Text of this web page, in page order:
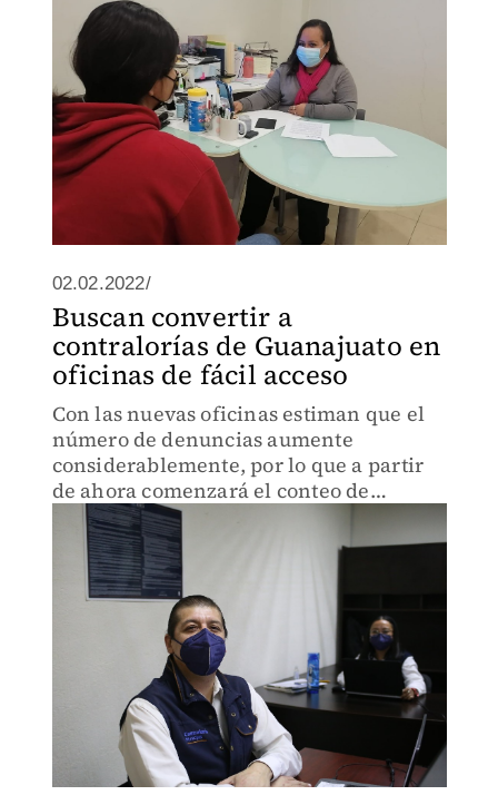
02.02.2022/
Buscan convertir a
contralorías de Guanajuato en
oficinas de fácil acceso
Con las nuevas oficinas estiman que el
número de denuncias aumente
considerablemente, por lo que a partir
de ahora comenzará el conteo de
estadística.